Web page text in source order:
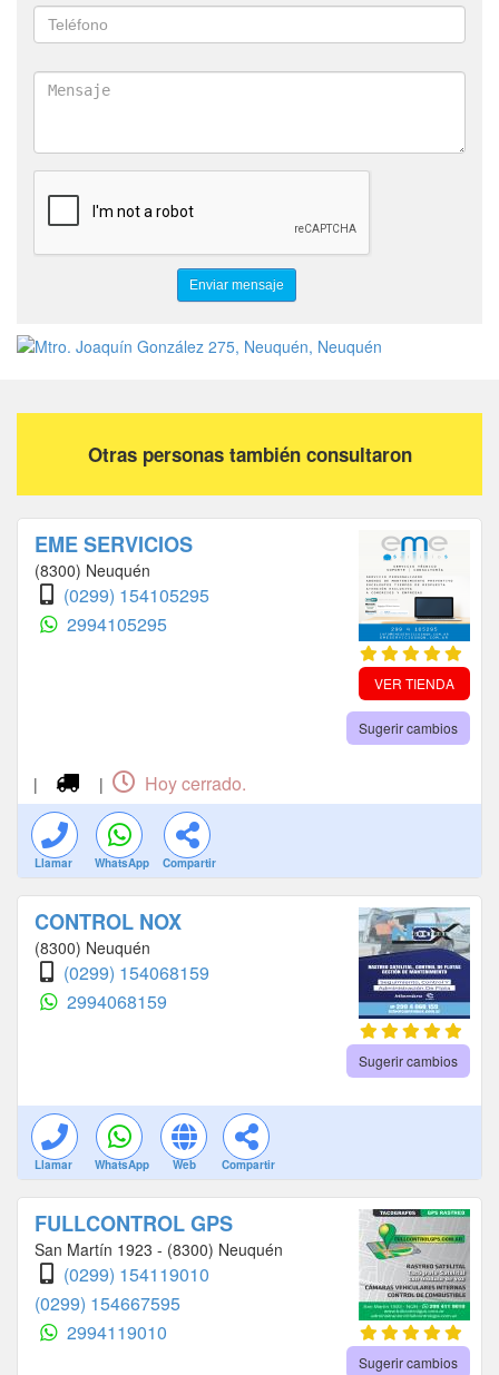
Otras personas también consultaron
EME SERVICIOS
(8300) Neuquén
(0299) 154105295
2994105295
VER TIENDA
Sugerir cambios
| | Hoy cerrado.
Llamar WhatsApp Compartir
CONTROL NOX
(8300) Neuquén
(0299) 154068159
2994068159
Sugerir cambios
Llamar WhatsApp Web Compartir
FULLCONTROL GPS
San Martín 1923 - (8300) Neuquén
(0299) 154119010
(0299) 154667595
2994119010
Sugerir cambios